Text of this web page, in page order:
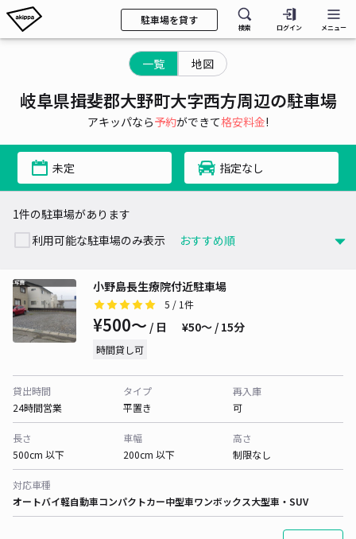
駐車場を貸す
検索 ログイン メニュー
一覧 地図
岐阜県揖斐郡大野町大字西方周辺の駐車場
アキッパなら予約ができて格安料金!
未定 指定なし
1件の駐車場があります
利用可能な駐車場のみ表示
小野島長生療院付近駐車場
5 / 1件
¥500〜 / 日 ¥50〜 / 15分
時間貸し可
貸出時間
24時間営業
タイプ
平置き
再入庫
可
長さ
500cm 以下
車幅
200cm 以下
高さ
制限なし
対応車種
オートバイ軽自動車コンパクトカー中型車ワンボックス大型車・SUV